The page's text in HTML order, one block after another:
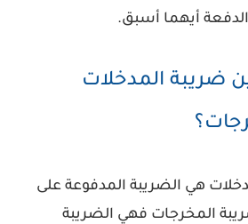
أيهما أسبق.
ضريبة المدخلات
هي الضريبة المدفوعة على
المخرجات فهي الضريبة